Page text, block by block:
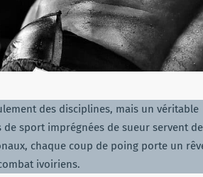
des disciplines, mais un véritable
sport imprégnées de sueur servent de
chaque coup de poing porte un
ivoiriens.